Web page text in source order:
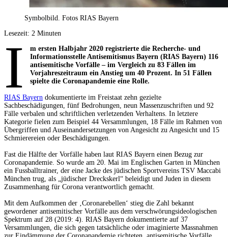
Symbolbild. Fotos RIAS Bayern
Lesezeit: 2 Minuten
I
m ersten Halbjahr 2020 registrierte die Recherche- und
Informationsstelle Antisemitismus Bayern (RIAS Bayern) 116
antisemitische Vorfälle – im Vergleich zu 83 Fällen im
Vorjahreszeitraum ein Anstieg um 40 Prozent. In 51 Fällen
spielte die Coronapandemie eine Rolle.
RIAS Bayern dokumentierte im Freistaat zehn gezielte
Sachbeschädigungen, fünf Bedrohungen, neun Massenzuschriften und 92
Fälle verbalen und schriftlichen verletzenden Verhaltens. In letztere
Kategorie fielen zum Beispiel 44 Versammlungen, 18 Fälle im Rahmen von
Übergriffen und Auseinandersetzungen von Angesicht zu Angesicht und 15
Schmierereien oder Beschädigungen.
Fast die Hälfte der Vorfälle haben laut RIAS Bayern einen Bezug zur
Coronapandemie. So wurde am 20. Mai im Englischen Garten in München
ein Fussballtrainer, der eine Jacke des jüdischen Sportvereins TSV Maccabi
München trug, als „jüdischer Dreckskerl“ beleidigt und Juden in diesem
Zusammenhang für Corona verantwortlich gemacht.
Mit dem Aufkommen der ‚Coronarebellen‘ stieg die Zahl bekannt
gewordener antisemitischer Vorfälle aus dem verschwörungsideologischen
Spektrum auf 28 (2019: 4). RIAS Bayern dokumentierte auf 37
Versammlungen, die sich gegen tatsächliche oder imaginierte Massnahmen